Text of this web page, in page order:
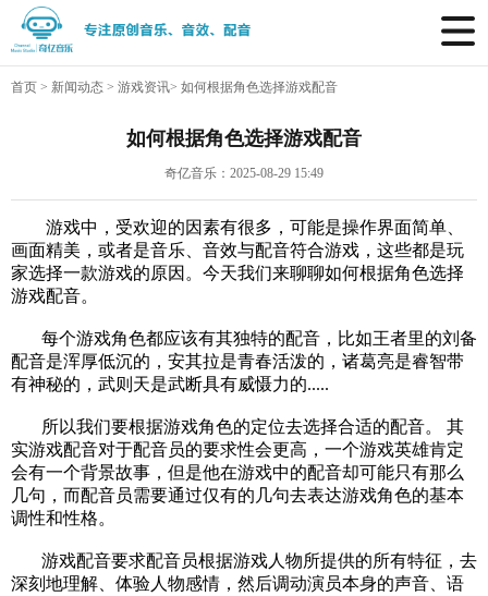
首页 > 新闻动态 > 游戏资讯> 如何根据角色选择游戏配音
如何根据角色选择游戏配音
奇亿音乐：2025-08-29 15:49
游戏中，受欢迎的因素有很多，可能是操作界面简单、
画面精美，或者是音乐、音效与配音符合游戏，这些都是玩
家选择一款游戏的原因。今天我们来聊聊如何根据角色选择
游戏配音。
每个游戏角色都应该有其独特的配音，比如王者里的刘备
配音是浑厚低沉的，安其拉是青春活泼的，诸葛亮是睿智带
有神秘的，武则天是武断具有威慑力的.....
所以我们要根据游戏角色的定位去选择合适的配音。 其
实游戏配音对于配音员的要求性会更高，一个游戏英雄肯定
会有一个背景故事，但是他在游戏中的配音却可能只有那么
几句，而配音员需要通过仅有的几句去表达游戏角色的基本
调性和性格。
游戏配音要求配音员根据游戏人物所提供的所有特征，去
深刻地理解、体验人物感情，然后调动演员本身的声音、语